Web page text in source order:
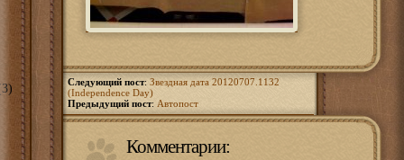
Следующий пост: Звездная дата 20120707.1132
(Independence Day)
Предыдущий пост: Автопост
Комментарии: